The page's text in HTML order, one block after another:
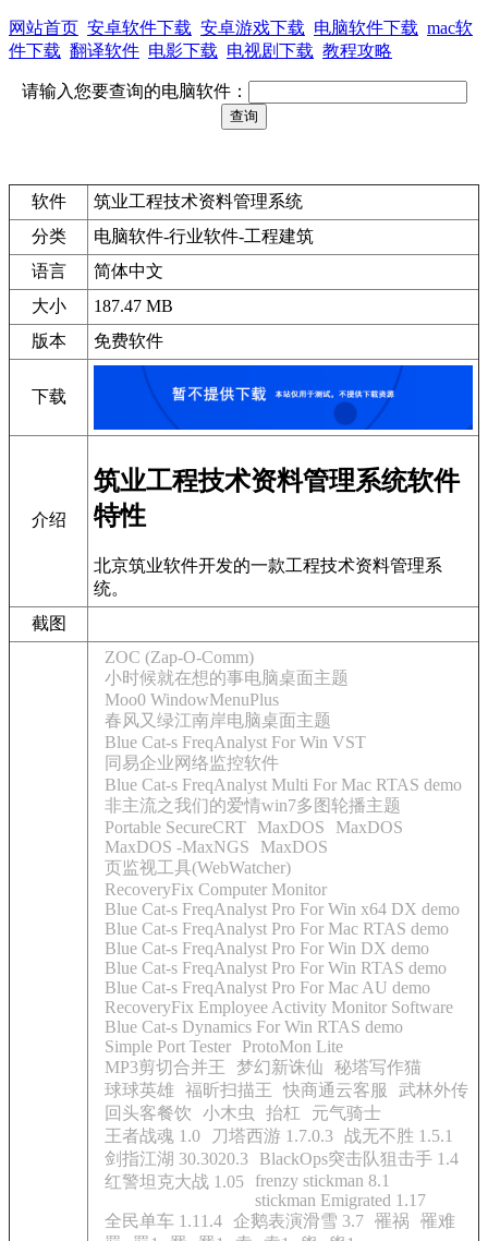
网站首页 安卓软件下载 安卓游戏下载 电脑软件下载 mac软
件下载 翻译软件 电影下载 电视剧下载 教程攻略
请输入您要查询的电脑软件：
软件
筑业工程技术资料管理系统
分类
电脑软件-行业软件-工程建筑
语言
简体中文
大小
187.47 MB
版本
免费软件
下载
介绍
筑业工程技术资料管理系统软件
特性
北京筑业软件开发的一款工程技术资料管理系
统。
截图
ZOC (Zap-O-Comm)
小时候就在想的事电脑桌面主题
Moo0 WindowMenuPlus
春风又绿江南岸电脑桌面主题
Blue Cat-s FreqAnalyst For Win VST
同易企业网络监控软件
Blue Cat-s FreqAnalyst Multi For Mac RTAS demo
非主流之我们的爱情win7多图轮播主题
Portable SecureCRT
MaxDOS
MaxDOS
MaxDOS -MaxNGS
MaxDOS
页监视工具(WebWatcher)
RecoveryFix Computer Monitor
Blue Cat-s FreqAnalyst Pro For Win x64 DX demo
Blue Cat-s FreqAnalyst Pro For Mac RTAS demo
Blue Cat-s FreqAnalyst Pro For Win DX demo
Blue Cat-s FreqAnalyst Pro For Win RTAS demo
Blue Cat-s FreqAnalyst Pro For Mac AU demo
RecoveryFix Employee Activity Monitor Software
Blue Cat-s Dynamics For Win RTAS demo
Simple Port Tester
ProtoMon Lite
MP3剪切合并王
梦幻新诛仙
秘塔写作猫
球球英雄 福昕扫描王 快商通云客服
武林外传
回头客餐饮
小木虫 抬杠
元气骑士
王者战魂 1.0
刀塔西游 1.7.0.3 战无不胜 1.5.1
剑指江湖 30.3020.3
BlackOps突击队狙击手 1.4
红警坦克大战 1.05
frenzy stickman 8.1
stickman Emigrated 1.17
全民单车 1.11.4 企鹅表演滑雪 3.7 罹祸
罹难